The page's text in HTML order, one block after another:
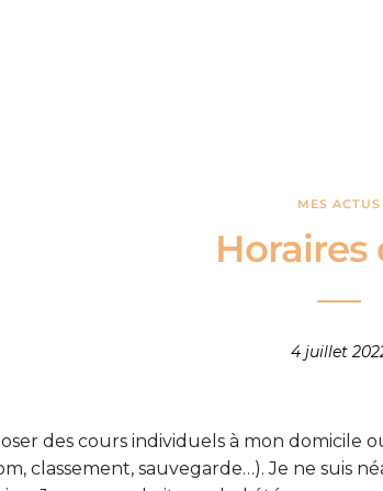
MES ACTUS
Horaires
4 juillet
des cours individuels à mon domicile
classement, sauvegarde…). Je ne suis